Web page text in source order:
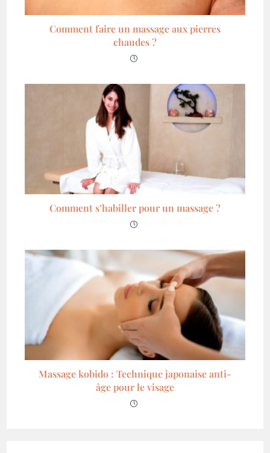
Comment faire un massage aux pierres
chaudes ?
Comment s’habiller pour un massage ?
Massage kobido : Technique japonaise anti-
âge pour le visage